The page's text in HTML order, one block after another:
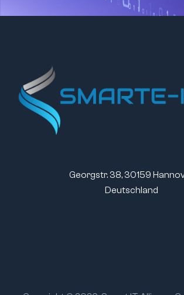
Georgstr. 38, 30159
Deutschland